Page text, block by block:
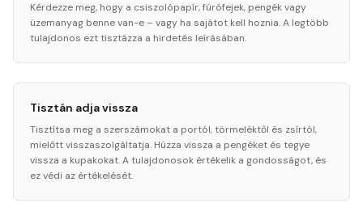
Kérdezze meg, hogy a csiszolópapír, fúrófejek, pengék vagy
üzemanyag benne van-e – vagy ha sajátot kell hoznia. A legtöbb
tulajdonos ezt tisztázza a hirdetés leírásában.
Tisztán adja vissza
Tisztítsa meg a szerszámokat a portól, törmeléktől és zsírtól,
mielőtt visszaszolgáltatja. Húzza vissza a pengéket és tegye
vissza a kupakokat. A tulajdonosok értékelik a gondosságot, és
ez védi az értékelését.